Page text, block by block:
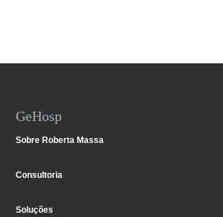
GeHosp
Sobre Roberta Massa
Consultoria
Soluções